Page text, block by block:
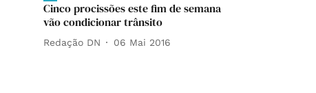
Cinco procissões este fim de semana
vão condicionar trânsito
Redação DN 06 Mai 2016